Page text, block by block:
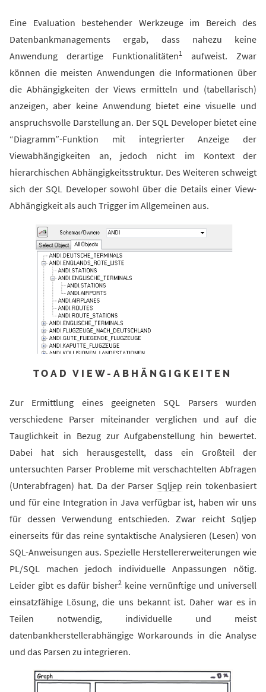
Eine Evaluation bestehender Werkzeuge im Bereich des
Datenbankmanagements ergab, dass nahezu keine
Anwendung derartige Funktionalitäten1
aufweist. Zwar
können die meisten Anwendungen die Informationen über
die Abhängigkeiten der Views ermitteln und (tabellarisch)
anzeigen, aber keine Anwendung bietet eine visuelle und
anspruchsvolle Darstellung an. Der SQL Developer bietet eine
“Diagramm”-Funktion mit integrierter Anzeige der
Viewabhängigkeiten an, jedoch nicht im Kontext der
hierarchischen Abhängigkeitsstruktur. Des Weiteren schweigt
sich der SQL Developer sowohl über die Details einer View-
Abhängigkeit als auch Trigger im Allgemeinen aus.
TOAD VIEW-ABHÄNGIGKEITEN
Zur Ermittlung eines geeigneten SQL Parsers wurden
verschiedene Parser miteinander verglichen und auf die
Tauglichkeit in Bezug zur Aufgabenstellung hin bewertet.
Dabei hat sich herausgestellt, dass ein Großteil der
untersuchten Parser Probleme mit verschachtelten Abfragen
(Unterabfragen) hat. Da der Parser Sqljep rein tokenbasiert
und für eine Integration in Java verfügbar ist, haben wir uns
für dessen Verwendung entschieden. Zwar reicht Sqljep
einerseits für das reine syntaktische Analysieren (Lesen) von
SQL-Anweisungen aus. Spezielle Herstellererweiterungen wie
PL/SQL machen jedoch individuelle Anpassungen nötig.
Leider gibt es dafür bisher2 keine vernünftige und universell
einsatzfähige Lösung, die uns bekannt ist. Daher war es in
Teilen notwendig, individuelle und meist
datenbankherstellerabhängige Workarounds in die Analyse
und das Parsen zu integrieren.